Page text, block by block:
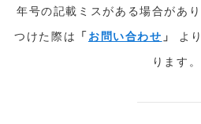
年号の記載ミスがある場合があ
つけた際は
「 お問い合わせ 」
よ
ります。